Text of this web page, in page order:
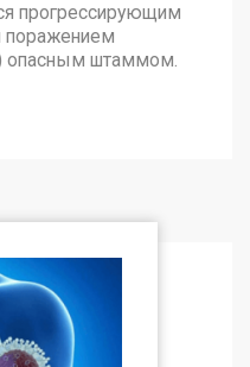
прогрессирующим
поражением
опасным штаммом.